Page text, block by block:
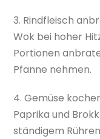
3. Rindfleisch
Wok bei hoher
Portionen
Pfanne nehmen.
4. Gemüse
Paprika und
ständigem